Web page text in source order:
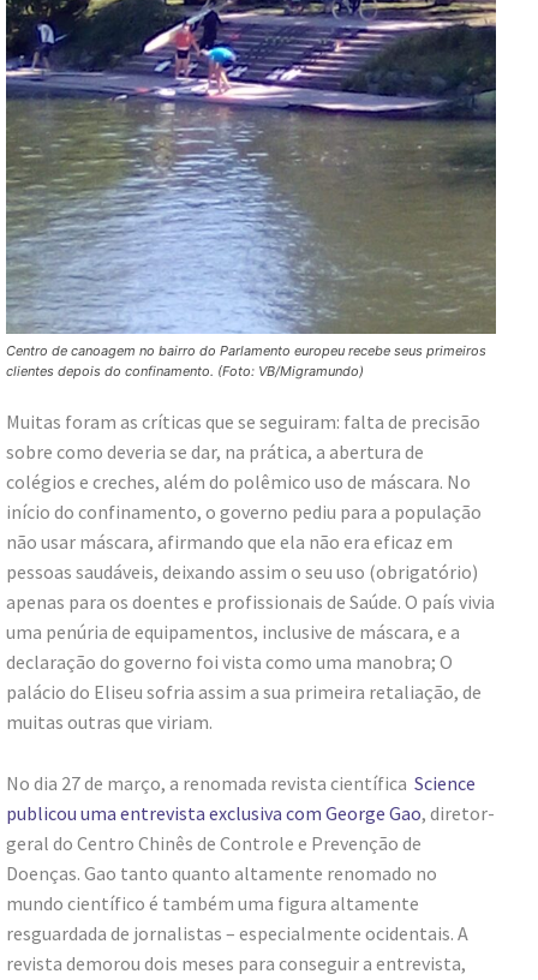
Centro de canoagem no bairro do Parlamento europeu recebe seus primeiros
clientes depois do confinamento. (Foto: VB/Migramundo)
Muitas foram as críticas que se seguiram: falta de precisão
sobre como deveria se dar, na prática, a abertura de
colégios e creches, além do polêmico uso de máscara. No
início do confinamento, o governo pediu para a população
não usar máscara, afirmando que ela não era eficaz em
pessoas saudáveis, deixando assim o seu uso (obrigatório)
apenas para os doentes e profissionais de Saúde. O país vivia
uma penúria de equipamentos, inclusive de máscara, e a
declaração do governo foi vista como uma manobra; O
palácio do Eliseu sofria assim a sua primeira retaliação, de
muitas outras que viriam.
No dia 27 de março, a renomada revista científica Science
publicou uma entrevista exclusiva com George Gao, diretor-
geral do Centro Chinês de Controle e Prevenção de
Doenças. Gao tanto quanto altamente renomado no
mundo científico é também uma figura altamente
resguardada de jornalistas – especialmente ocidentais. A
revista demorou dois meses para conseguir a entrevista,